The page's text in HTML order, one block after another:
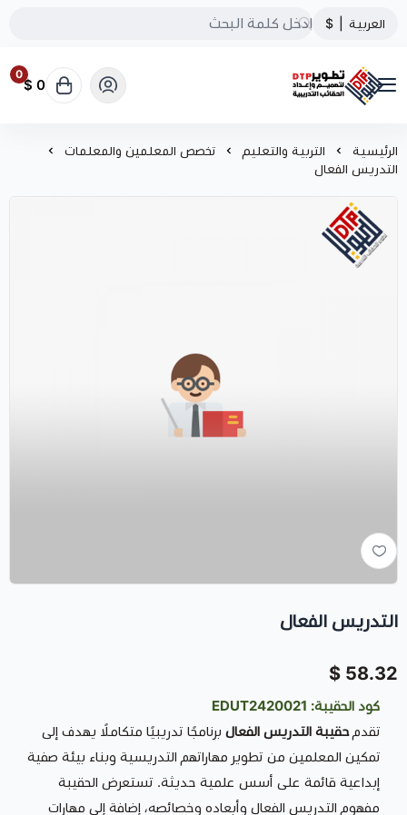
العربية $
تطوير الحقائب التدريبية
0
0 $
الرئيسية التربية والتعليم
تخصص المعلمين والمعلمات
التدريس الفعال
التدريس الفعال
58.32 $
كود الحقيبة: EDUT2420021
تقدمحقيبة التدريس الفعال برنامجًا تدريبيًا متكاملًا يهدف إلى
تمكين المعلمين من تطوير مهاراتهم التدريسية وبناء بيئة صفية
إبداعية قائمة على أسس علمية حديثة. تستعرض الحقيبة
مفهوم التدريس الفعال وأبعاده وخصائصه، إضافة إلى مهارات